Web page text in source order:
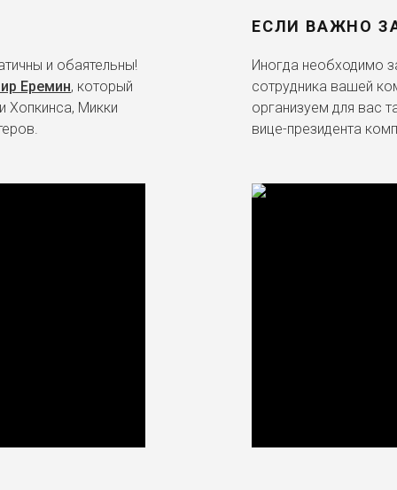
и обаятельны!
Еремин, который
Хопкинса, Микки
ЕСЛИ ВАЖНО
Иногда необходимо
сотрудника вашей
организуем для вас
вице-президента